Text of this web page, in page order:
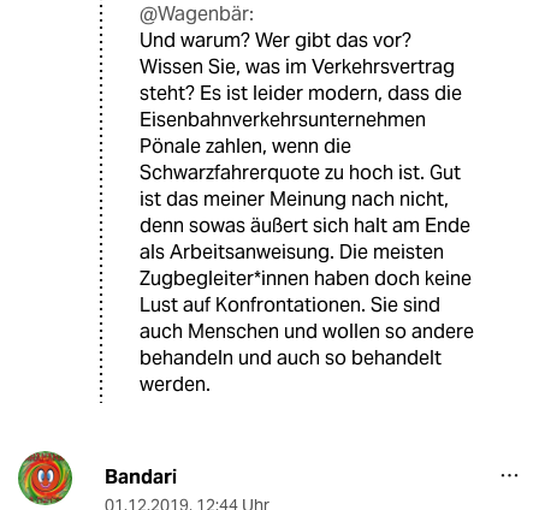
@Wagenbär:
Und warum? Wer gibt das vor?
Wissen Sie, was im Verkehrsvertrag
steht? Es ist leider modern, dass die
Eisenbahnverkehrsunternehmen
Pönale zahlen, wenn die
Schwarzfahrerquote zu hoch ist. Gut
ist das meiner Meinung nach nicht,
denn sowas äußert sich halt am Ende
als Arbeitsanweisung. Die meisten
Zugbegleiter*innen haben doch keine
Lust auf Konfrontationen. Sie sind
auch Menschen und wollen so andere
behandeln und auch so behandelt
werden.
Bandari
01.12.2019, 12:44 Uhr